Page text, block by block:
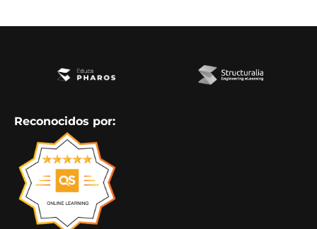
Reconocidos por: